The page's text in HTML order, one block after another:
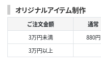
オリジナルアイテム制作
ご注文金額 通常
3万円未満
880円
3万円以上